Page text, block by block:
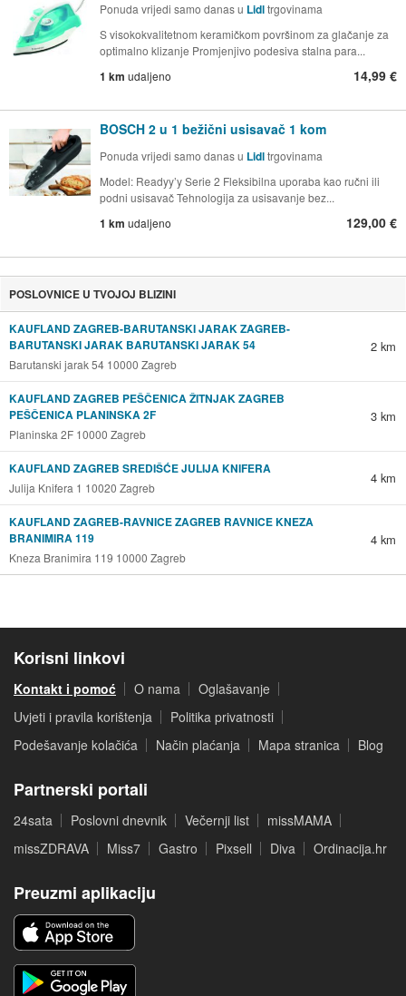
Ponuda vrijedi samo danas u Lidltrgovinama
S visokokvalitetnom keramičkom površinom za glačanje za
optimalno klizanje Promjenjivo podesiva stalna para...
1 km udaljeno 14,99 €
BOSCH 2 u 1 bežični usisavač 1 kom
Ponuda vrijedi samo danas u Lidltrgovinama
Model: Readyy’y Serie 2 Fleksibilna uporaba kao ručni ili
podni usisavač Tehnologija za usisavanje bez...
1 km udaljeno 129,00 €
POSLOVNICE U TVOJOJ BLIZINI
KAUFLAND ZAGREB-BARUTANSKI JARAK ZAGREB-
BARUTANSKI JARAK BARUTANSKI JARAK 54
Barutanski jarak 54 10000 Zagreb
2 km
KAUFLAND ZAGREB PEŠČENICA ŽITNJAK ZAGREB
PEŠČENICA PLANINSKA 2F
Planinska 2F 10000 Zagreb
3 km
KAUFLAND ZAGREB SREDIŠĆE JULIJA KNIFERA
Julija Knifera 1 10020 Zagreb
4 km
KAUFLAND ZAGREB-RAVNICE ZAGREB RAVNICE KNEZA
BRANIMIRA 119
Kneza Branimira 119 10000 Zagreb
4 km
Korisni linkovi
Kontakt i pomoć O nama
Oglašavanje
Uvjeti i pravila korištenja
Politika privatnosti
Podešavanje kolačića
Način plaćanja Mapa stranica Blog
Partnerski portali
24sata Poslovni dnevnik Večernji list
missMAMA
missZDRAVA
Miss7 Gastro Pixsell Diva Ordinacija.hr
Preuzmi aplikaciju